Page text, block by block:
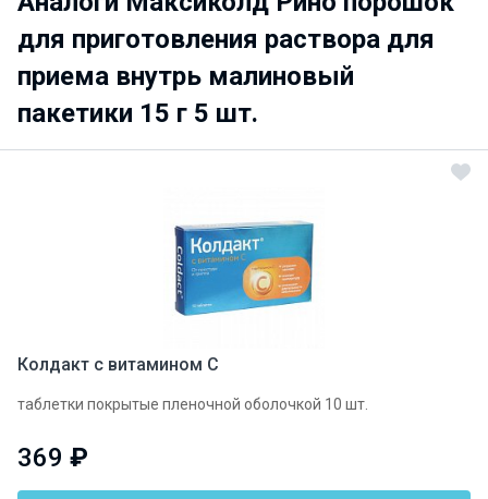
для приготовления раствора для
приема внутрь малиновый
пакетики 15 г 5 шт.
Колдакт с витамином С
таблетки покрытые пленочной оболочкой 10 шт.
369 ₽